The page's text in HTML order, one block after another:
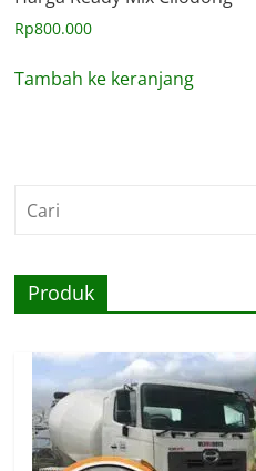
Rp800.000
Tambah ke keranjang
Produk